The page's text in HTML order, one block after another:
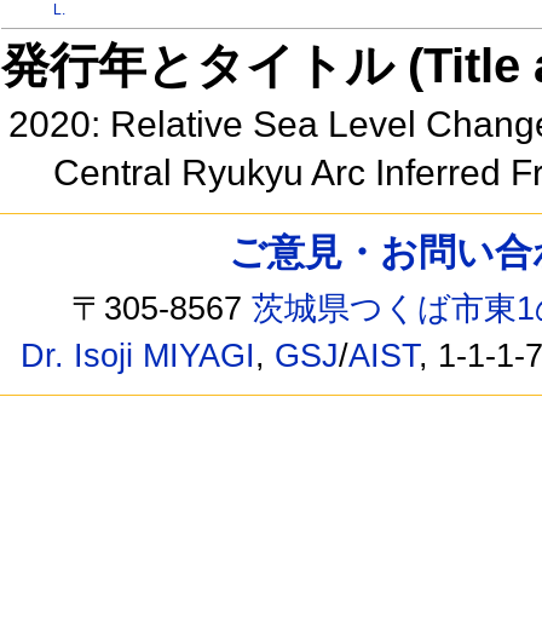
L.
発行年とタイトル
2020: Relative Sea Level
Central Ryukyu Arc Inferred
ご意見・お問い
〒305-8567茨城県つくば市東
Dr. Isoji MIYAGI, GSJ/AIST, 1-1-1-